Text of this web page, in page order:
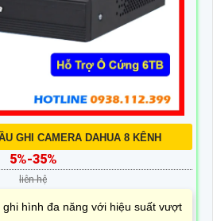
GHI CAMERA DAHUA 8 KÊNH
5%-35%
liên hệ
ghi hình đa năng với hiệu suất vượt